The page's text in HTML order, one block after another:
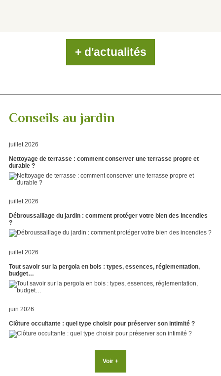
+ d'actualités
Conseils au jardin
juillet 2026
Nettoyage de terrasse : comment conserver une terrasse propre et
durable ?
juillet 2026
Débroussaillage du jardin : comment protéger votre bien des incendies
?
juillet 2026
Tout savoir sur la pergola en bois : types, essences, réglementation,
budget…
juin 2026
Clôture occultante : quel type choisir pour préserver son intimité ?
Voir +